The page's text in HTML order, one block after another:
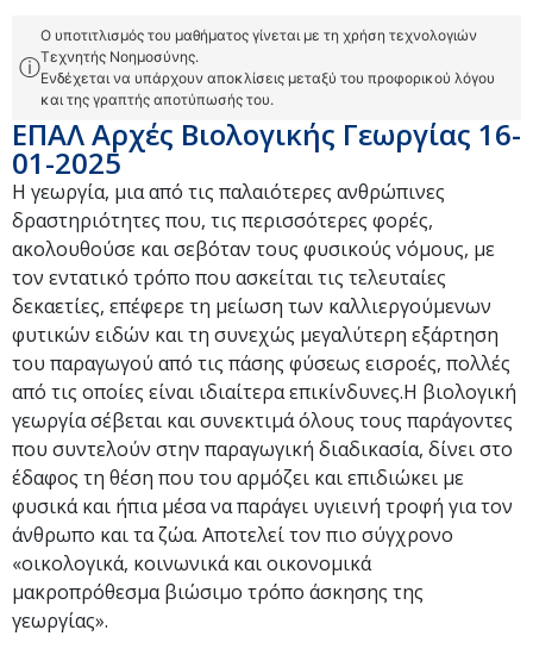
ⓘ
Ο υποτιτλισμός του μαθήματος γίνεται με τη χρήση τεχνολογιών
Τεχνητής Νοημοσύνης.
Ενδέχεται να υπάρχουν αποκλίσεις μεταξύ του προφορικού λόγου
και της γραπτής αποτύπωσής του.
ΕΠΑΛ Αρχές Βιολογικής Γεωργίας 16-
01-2025
Η γεωργία, μια από τις παλαιότερες ανθρώπινες
δραστηριότητες που, τις περισσότερες φορές,
ακολουθούσε και σεβόταν τους φυσικούς νόμους, με
τον εντατικό τρόπο που ασκείται τις τελευταίες
δεκαετίες, επέφερε τη μείωση των καλλιεργούμενων
φυτικών ειδών και τη συνεχώς μεγαλύτερη εξάρτηση
του παραγωγού από τις πάσης φύσεως εισροές, πολλές
από τις οποίες είναι ιδιαίτερα επικίνδυνες.Η βιολογική
γεωργία σέβεται και συνεκτιμά όλους τους παράγοντες
που συντελούν στην παραγωγική διαδικασία, δίνει στο
έδαφος τη θέση που του αρμόζει και επιδιώκει με
φυσικά και ήπια μέσα να παράγει υγιεινή τροφή για τον
άνθρωπο και τα ζώα. Αποτελεί τον πιο σύγχρονο
«οικολογικά, κοινωνικά και οικονομικά
μακροπρόθεσμα βιώσιμο τρόπο άσκησης της
γεωργίας».